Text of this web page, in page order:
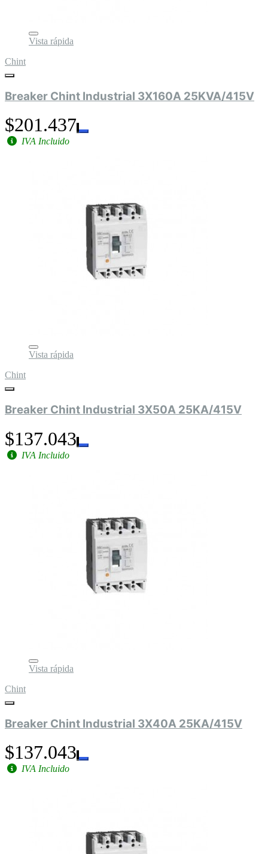
Vista rápida
Chint
Breaker Chint Industrial 3X160A 25KVA/415V
$201.437
IVA Incluido
Vista rápida
Chint
Breaker Chint Industrial 3X50A 25KA/415V
$137.043
IVA Incluido
Vista rápida
Chint
Breaker Chint Industrial 3X40A 25KA/415V
$137.043
IVA Incluido